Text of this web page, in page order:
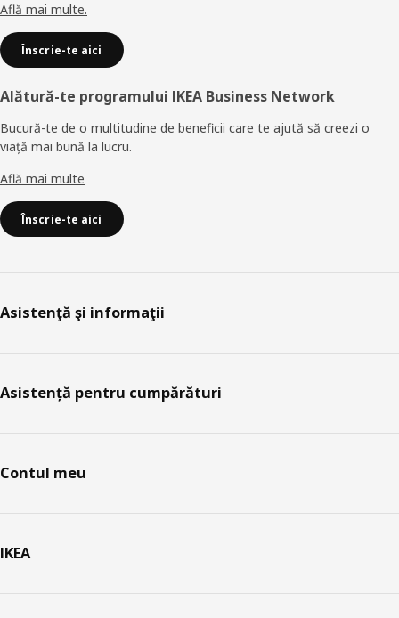
Află mai multe.
Înscrie-te aici
Alătură-te programului IKEA Business Network
Bucură-te de o multitudine de beneficii care te ajută să creezi o
viață mai bună la lucru.
Află mai multe
Înscrie-te aici
Asistenţă şi informaţii
Asistență pentru cumpărături
Contul meu
IKEA